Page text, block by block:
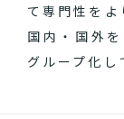
て専門性をよ
国内・国外
グループ化し